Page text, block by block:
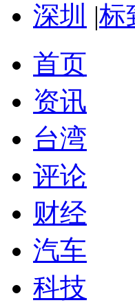
深圳 |标
首页
资讯
台湾
评论
财经
汽车
科技